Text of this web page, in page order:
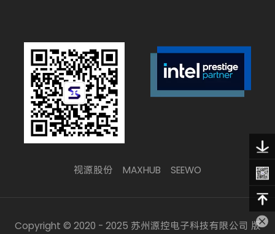
视源股份 MAXHUB SEEWO
Copyright © 2020 - 2025 苏州源控电子科技有限公司 版